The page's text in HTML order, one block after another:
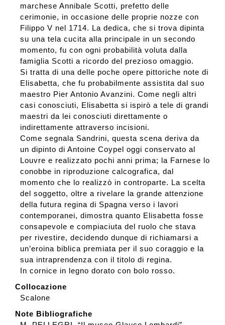
marchese Annibale Scotti, prefetto delle
cerimonie, in occasione delle proprie nozze con
Filippo V nel 1714. La dedica, che si trova dipinta
su una tela cucita alla principale in un secondo
momento, fu con ogni probabilità voluta dalla
famiglia Scotti a ricordo del prezioso omaggio.
Si tratta di una delle poche opere pittoriche note di
Elisabetta, che fu probabilmente assistita dal suo
maestro Pier Antonio Avanzini. Come negli altri
casi conosciuti, Elisabetta si ispirò a tele di grandi
maestri da lei conosciuti direttamente o
indirettamente attraverso incisioni.
Come segnala Sandrini, questa scena deriva da
un dipinto di Antoine Coypel oggi conservato al
Louvre e realizzato pochi anni prima; la Farnese lo
conobbe in riproduzione calcografica, dal
momento che lo realizzò in controparte. La scelta
del soggetto, oltre a rivelare la grande attenzione
della futura regina di Spagna verso i lavori
contemporanei, dimostra quanto Elisabetta fosse
consapevole e compiaciuta del ruolo che stava
per rivestire, decidendo dunque di richiamarsi a
un’eroina biblica premiata per il suo coraggio e la
sua intraprendenza con il titolo di regina.
In cornice in legno dorato con bolo rosso.
Collocazione
Scalone
Note Bibliografiche